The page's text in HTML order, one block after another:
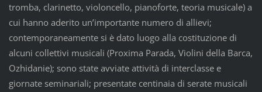
tromba, clarinetto, violoncello, pianoforte, teoria musicale) a
cui hanno aderito un’importante numero di allievi;
contemporaneamente si è dato luogo alla costituzione di
alcuni collettivi musicali (Proxima Parada, Violini della Barca,
Ozhidanie); sono state avviate attività di interclasse e
giornate seminariali; presentate centinaia di serate musicali